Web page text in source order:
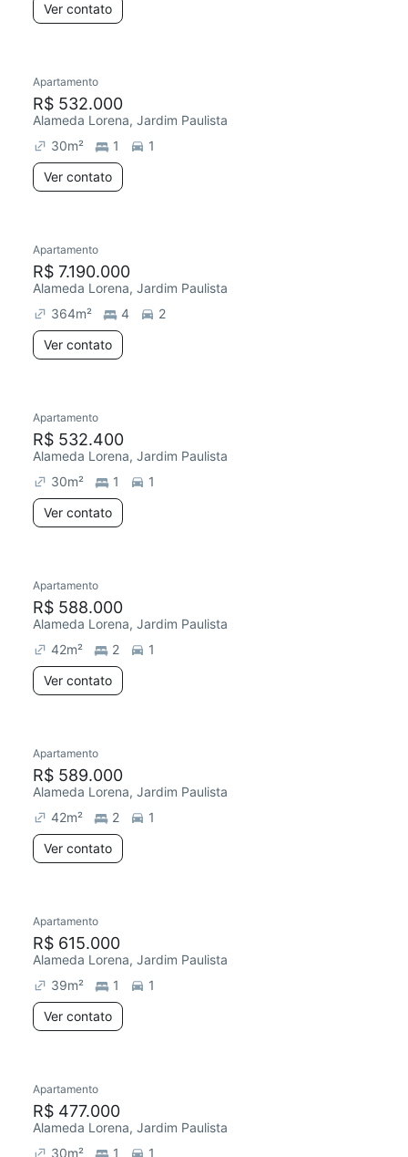
Ver contato
Apartamento
R$ 532.000
Alameda Lorena, Jardim Paulista
30m² 1
1
Ver contato
Apartamento
R$ 7.190.000
Alameda Lorena, Jardim Paulista
364m² 4
2
Ver contato
Apartamento
R$ 532.400
Alameda Lorena, Jardim Paulista
30m² 1
1
Ver contato
Apartamento
R$ 588.000
Alameda Lorena, Jardim Paulista
42m² 2
1
Ver contato
Apartamento
R$ 589.000
Alameda Lorena, Jardim Paulista
42m² 2
1
Ver contato
Apartamento
R$ 615.000
Alameda Lorena, Jardim Paulista
39m² 1
1
Ver contato
Apartamento
R$ 477.000
Alameda Lorena, Jardim Paulista
30m² 1 1